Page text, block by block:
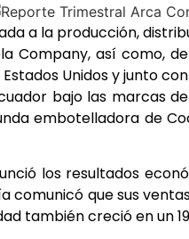
a la producción,
Company, así como,
Estados Unidos y junto
bajo las marcas
embotelladora de
los resultados
comunicó que sus
también creció en un